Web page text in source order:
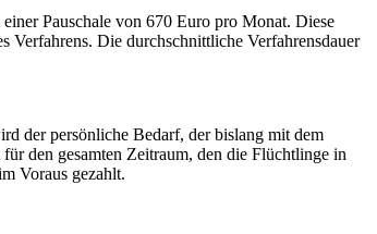
Pauschale von 670 Euro pro Monat. Diese
Verfahrens. Die durchschnittliche Verfahrensdauer
der persönliche Bedarf, der bislang mit dem
den gesamten Zeitraum, den die Flüchtlinge in
Voraus gezahlt.